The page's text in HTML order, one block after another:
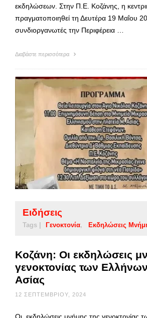
εκδηλώσεων. Στην Π.Ε. Κοζάνης, η
πραγματοποιηθεί τη Δευτέρα 19 Μαΐου
συνδιοργανωτές την Περιφέρεια …
Διαβάστε περισσότερα
Ειδήσεις
Tags | Γενοκτονία Εκδηλώσεις
Kοζάνη: Οι εκδηλώσεις
γενοκτονίας των
Ασίας
12 ΣΕΠΤΕΜΒΡΊΟΥ, 2024